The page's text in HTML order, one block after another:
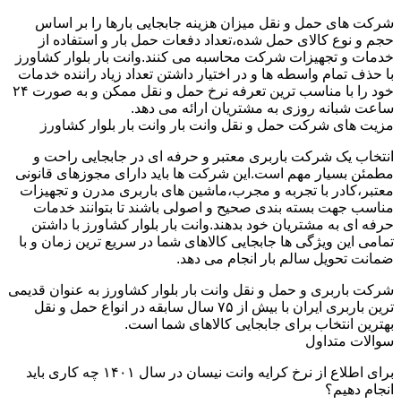
شرکت های حمل و نقل میزان هزینه جابجایی بارها را بر اساس
حجم و نوع کالای حمل شده،تعداد دفعات حمل بار و استفاده از
خدمات و تجهیزات شرکت محاسبه می کنند.وانت بار بلوار کشاورز
با حذف تمام واسطه ها و در اختیار داشتن تعداد زیاد راننده خدمات
خود را با مناسب ترین تعرفه نرخ حمل و نقل ممکن و به صورت ۲۴
ساعت شبانه روزی به مشتریان ارائه می دهد.
مزیت های شرکت حمل و نقل وانت بار وانت بار بلوار کشاورز
انتخاب یک شرکت باربری معتبر و حرفه ای در جابجایی راحت و
مطمئن بسیار مهم است.این شرکت ها باید دارای مجوزهای قانونی
معتبر،کادر با تجربه و مجرب،ماشین های باربری مدرن و تجهیزات
مناسب جهت بسته بندی صحیح و اصولی باشند تا بتوانند خدمات
حرفه ای به مشتریان خود بدهند.وانت بار بلوار کشاورز با داشتن
تمامی این ویژگی ها جابجایی کالاهای شما در سریع ترین زمان و با
ضمانت تحویل سالم بار انجام می دهد.
شرکت باربری و حمل و نقل وانت بار بلوار کشاورز به عنوان قدیمی
ترین باربری ایران با بیش از ۷۵ سال سابقه در انواع حمل و نقل
بهترین انتخاب برای جابجایی کالاهای شما است.
سوالات متداول
برای اطلاع از نرخ کرایه وانت نیسان در سال ۱۴۰۱ چه کاری باید
انجام دهیم؟